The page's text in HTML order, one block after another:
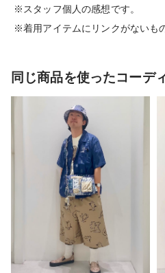
※スタッフ個人の感想です。
※着用アイテムにリンクがないも
同じ商品を使ったコーデ